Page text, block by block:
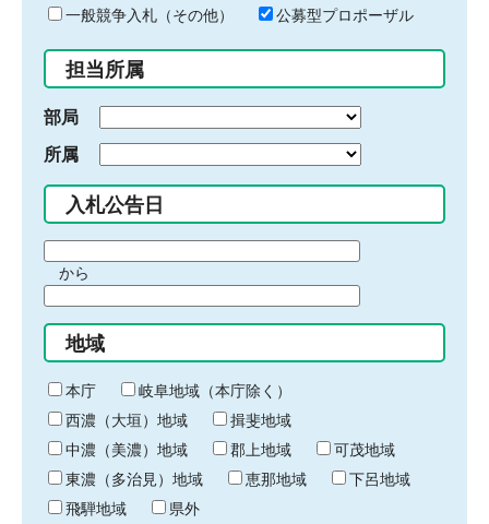
ド
入
力
一般競争入札（その他）
公募型プロポーザル
担当所属
部局
所属
入札公告日
間
始
り
から
間
終
わ
り
地域
本庁
岐阜地域（本庁除く）
西濃（大垣）地域
揖斐地域
中濃（美濃）地域
郡上地域
可茂地域
東濃（多治見）地域
恵那地域
下呂地域
飛騨地域
県外